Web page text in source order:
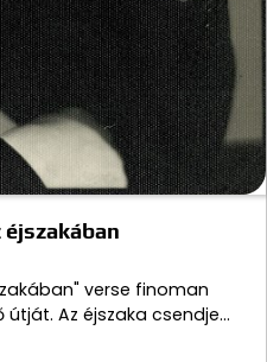
éjszakában
verse finoman
Az éjszaka csendje…